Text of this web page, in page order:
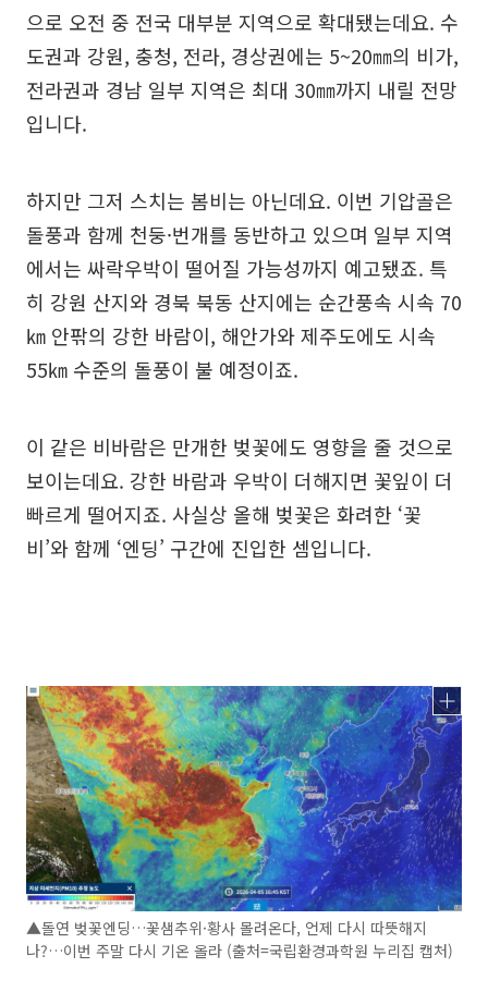
으로 오전 중 전국 대부분 지역으로 확대됐는데요. 수
도권과 강원, 충청, 전라, 경상권에는 5~20㎜의 비가,
전라권과 경남 일부 지역은 최대 30㎜까지 내릴 전망
입니다.
하지만 그저 스치는 봄비는 아닌데요. 이번 기압골은
돌풍과 함께 천둥·번개를 동반하고 있으며 일부 지역
에서는 싸락우박이 떨어질 가능성까지 예고됐죠. 특
히 강원 산지와 경북 북동 산지에는 순간풍속 시속 70
㎞ 안팎의 강한 바람이, 해안가와 제주도에도 시속
55㎞ 수준의 돌풍이 불 예정이죠.
이 같은 비바람은 만개한 벚꽃에도 영향을 줄 것으로
보이는데요. 강한 바람과 우박이 더해지면 꽃잎이 더
빠르게 떨어지죠. 사실상 올해 벚꽃은 화려한 ‘꽃
비’와 함께 ‘엔딩’ 구간에 진입한 셈입니다.
▲돌연 벚꽃엔딩…꽃샘추위·황사 몰려온다, 언제 다시 따뜻해지
나?…이번 주말 다시 기온 올라 (출처=국립환경과학원 누리집 캡처)